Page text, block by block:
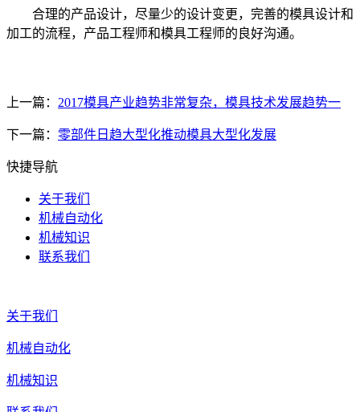
合理的产品设计，尽量少的设计变更，完善的模具设计和
加工的流程，产品工程师和模具工程师的良好沟通。
上一篇： 2017模具产业趋势非常复杂，模具技术发展趋势一
下一篇： 零部件日趋大型化推动模具大型化发展
快捷导航
关于我们
机械自动化
机械知识
联系我们
关于我们
机械自动化
机械知识